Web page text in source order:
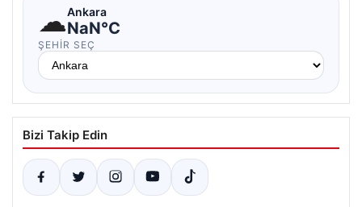
☁Ankara
NaN°C
ŞEHIR SEÇ
Bizi Takip Edin